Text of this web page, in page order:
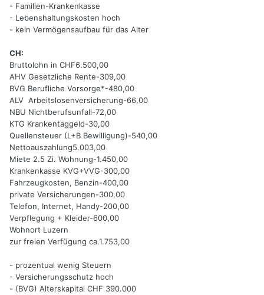
- Familien-Krankenkasse
- Lebenshaltungskosten hoch
- kein Vermögensaufbau für das Alter
CH:
Bruttolohn in CHF6.500,00
AHV Gesetzliche Rente-309,00
BVG Berufliche Vorsorge*-480,00
ALV Arbeitslosenversicherung-66,00
NBU Nichtberufsunfall-72,00
KTG Krankentaggeld-30,00
Quellensteuer (L+B Bewilligung)-540,00
Nettoauszahlung5.003,00
Miete 2.5 Zi. Wohnung-1.450,00
Krankenkasse KVG+VVG-300,00
Fahrzeugkosten, Benzin-400,00
private Versicherungen-300,00
Telefon, Internet, Handy-200,00
Verpflegung + Kleider-600,00
Wohnort Luzern
zur freien Verfügung ca.1.753,00
- prozentual wenig Steuern
- Versicherungsschutz hoch
- (BVG) Alterskapital CHF 390.000